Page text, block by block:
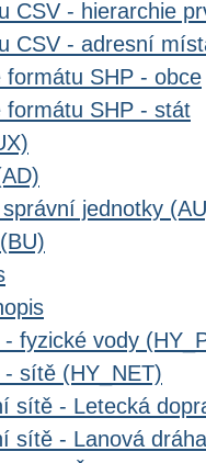
CSV - hierarchie
CSV - adresní
formátu SHP - obce
formátu SHP - stát
jednotky
fyzické vody
sítě (HY_NET)
sítě - Letecká
sítě - Lanová